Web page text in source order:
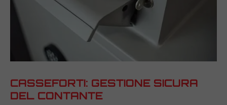
CASSEFORTI: GESTIONE SICURA
DEL CONTANTE